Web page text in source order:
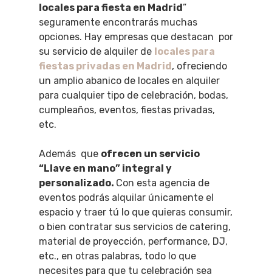
locales para fiesta en Madrid”
seguramente encontrarás muchas
opciones. Hay empresas que destacan por
su servicio de alquiler de locales para
fiestas privadas en Madrid, ofreciendo
un amplio abanico de locales en alquiler
para cualquier tipo de celebración, bodas,
cumpleaños, eventos, fiestas privadas,
etc.
Además que ofrecen un servicio
“Llave en mano” integral y
personalizado. Con esta agencia de
eventos podrás alquilar únicamente el
espacio y traer tú lo que quieras consumir,
o bien contratar sus servicios de catering,
material de proyección, performance, DJ,
etc., en otras palabras, todo lo que
necesites para que tu celebración sea